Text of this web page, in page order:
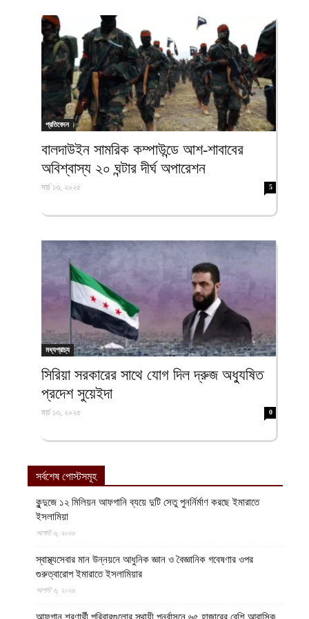
প্রতিবেদন
বালদাউইন সামরিক কম্পাউন্ডে আশ-শাবাবের
অবিশ্বাস্য ২০ ঘন্টার দীর্ঘ অপারেশন
মার্চ ১৩, ২০২৫ 5
মধ্যপ্রাচ্য
সিরিয়া সরকারের সাথে যোগ দিল দ্রুজ অধ্যুষিত
প্রদেশ সুয়েইদা
মার্চ ১৩, ২০২৫ 0
সর্বশেষ পোস্টসমূহ
কুন্দুজে ১২ মিলিয়ন আফগানি ব্যয়ে দুটি সেতু পুনর্নির্মাণ করছে ইমারাতে
ইসলামিয়া
আগস্ট ৬, ২০২৬
স্বাস্থ্যসেবার মান উন্নয়নে আধুনিক জ্ঞান ও বৈজ্ঞানিক গবেষণার ওপর
গুরুত্বারোপ ইমারাতে ইসলামিয়ার
আগস্ট ৬, ২০২৬